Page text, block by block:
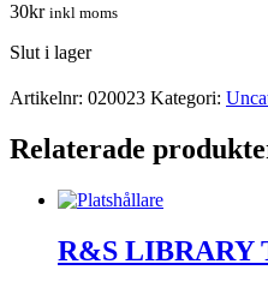
30kr inkl moms
Slut i lager
Artikelnr: 020023 Kategori:
Relaterade
R&S LIBRARY